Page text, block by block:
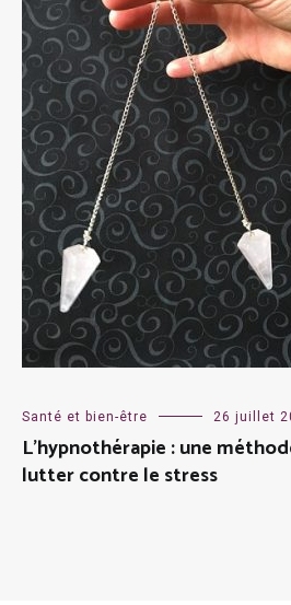
Santé et bien-être 26 juillet
L’hypnothérapie : une
lutter contre le stress